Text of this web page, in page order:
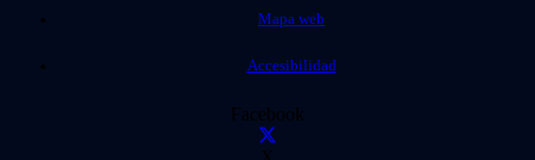
Mapa web
Accesibilidad
Facebook